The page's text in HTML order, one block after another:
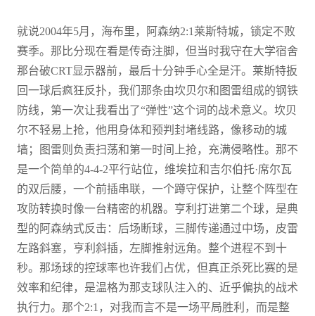
就说2004年5月，海布里，阿森纳2:1莱斯特城，锁定不败
赛季。那比分现在看是传奇注脚，但当时我守在大学宿舍
那台破CRT显示器前，最后十分钟手心全是汗。莱斯特扳
回一球后疯狂反扑，我们那条由坎贝尔和图雷组成的钢铁
防线，第一次让我看出了“弹性”这个词的战术意义。坎贝
尔不轻易上抢，他用身体和预判封堵线路，像移动的城
墙；图雷则负责扫荡和第一时间上抢，充满侵略性。那不
是一个简单的4-4-2平行站位，维埃拉和吉尔伯托·席尔瓦
的双后腰，一个前插串联，一个蹲守保护，让整个阵型在
攻防转换时像一台精密的机器。亨利打进第二个球，是典
型的阿森纳式反击：后场断球，三脚传递通过中场，皮雷
左路斜塞，亨利斜插，左脚推射远角。整个进程不到十
秒。那场球的控球率也许我们占优，但真正杀死比赛的是
效率和纪律，是温格为那支球队注入的、近乎偏执的战术
执行力。那个2:1，对我而言不是一场平局胜利，而是整